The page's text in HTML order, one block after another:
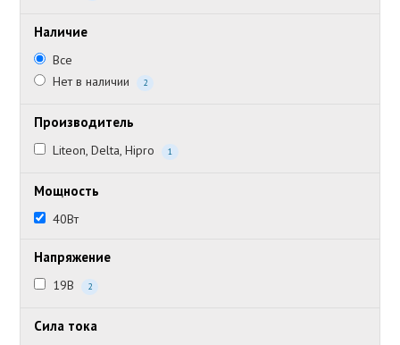
Наличие
Все
Нет в наличии
2
Производитель
Liteon, Delta, Hipro 1
Мощность
40Вт
Напряжение
19В 2
Сила тока